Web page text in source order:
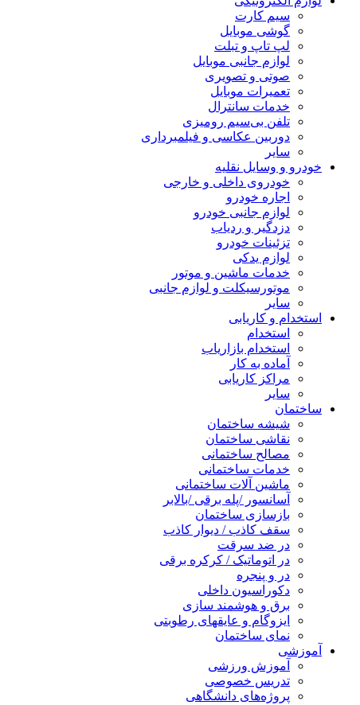
سیم کارت
گوشی موبایل
لپ تاپ و تبلت
لوازم جانبی موبایل
صوتی و تصویری
تعمیرات موبایل
خدمات سانترال
تلفن بی‌سیم رومیزی
دوربین عکاسی و فیلمبرداری
سایر
خودرو و وسایل نقلیه
خودروی داخلی و خارجی
اجاره خودرو
لوازم جانبی خودرو
دزدگیر و ردیاب
تزئینات خودرو
لوازم یدکی
خدمات ماشین و موتور
موتورسیکلت و لوازم جانبی
سایر
استخدام و کاریابی
استخدام
استخدام بازاریاب
آماده به کار
مراکز کاریابی
سایر
ساختمان
شیشه ساختمان
نقاشی ساختمان
مصالح ساختمانی
خدمات ساختمانی
ماشین آلات ساختمانی
آسانسور /پله برقی /بالابر
بازسازی ساختمان
سقف کاذب / دیوار کاذب
در ضد سرقت
در اتوماتیک / کرکره برقی
در و پنجره
دکوراسیون داخلی
برق و هوشمند سازی
ایزوگام و عایقهای رطوبتی
نمای ساختمان
آموزشی
آموزش ورزشی
تدریس خصوصی
پروژه‌های دانشگاهی